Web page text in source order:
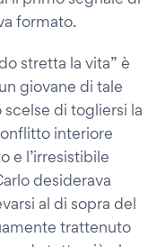
formato.
stretta la vita” è
giovane di tale
di togliersi la
interiore
e l’irresistibile
desiderava
al di sopra del
trattenuto